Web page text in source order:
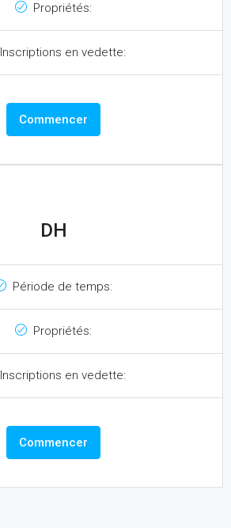
Propriétés:
Inscriptions en vedette:
Commencer
DH
Période de temps:
Propriétés:
Inscriptions en vedette:
Commencer